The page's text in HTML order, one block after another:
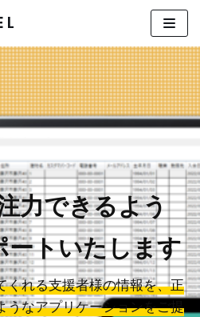
L
力できるよう
トいたします
くれる支援者様の情報を、正
うなアプリケーションをご提